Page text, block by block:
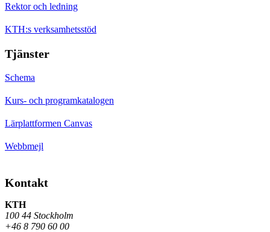
Rektor och ledning
KTH:s verksamhetsstöd
Tjänster
Schema
Kurs- och programkatalogen
Lärplattformen Canvas
Webbmejl
Kontakt
KTH
100 44 Stockholm
+46 8 790 60 00